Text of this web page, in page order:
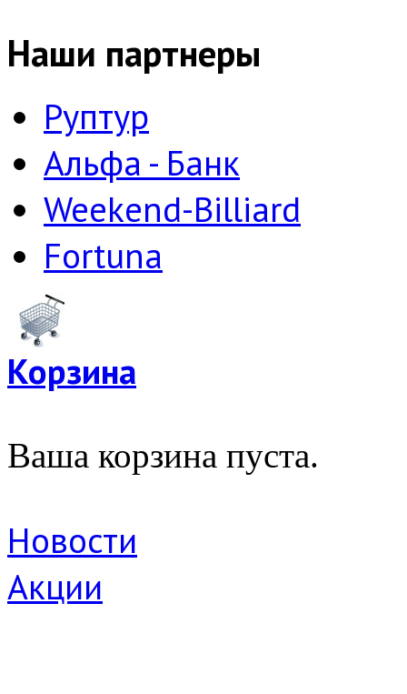
Наши партнеры
Руптур
Альфа - Банк
Weekend-Billiard
Fortuna
Корзина
Ваша корзина пуста.
Новости
Акции